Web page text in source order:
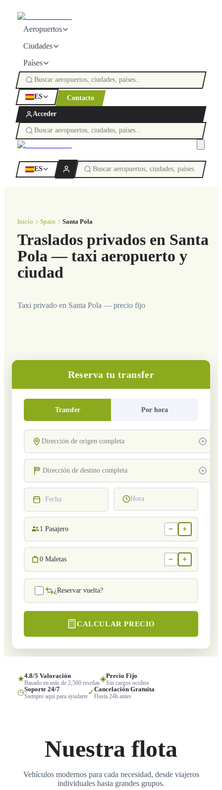
Aeropuertos
Ciudades
Países
ES Contacto
Acceder
ES
Inicio Spain Santa Pola
Traslados privados en Santa
Pola — taxi aeropuerto y
ciudad
Taxi privado en Santa Pola — precio fijo
Reserva tu transfer
Transfer Por hora
Fecha Hora
1 Pasajero − +
0 Maletas − +
¿Reservar vuelta?
CALCULAR PRECIO
★4.8/5 Valoración
Basado en más de 2,500 reseñas◈Precio Fijo
Sin cargos ocultos
◷Soporte 24/7
Siempre aquí para ayudarte✓Cancelación Gratuita
Hasta 24h antes
Nuestra flota
Vehículos modernos para cada necesidad, desde viajeros
individuales hasta grandes grupos.